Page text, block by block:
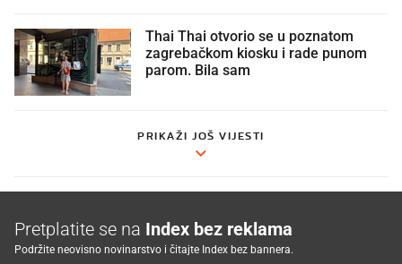
Thai Thai otvorio se u poznatom
zagrebačkom kiosku i rade punom
parom. Bila sam
PRIKAŽI JOŠ VIJESTI
Pretplatite se na Index bez reklama
Podržite neovisno novinarstvo i čitajte Index bez bannera.